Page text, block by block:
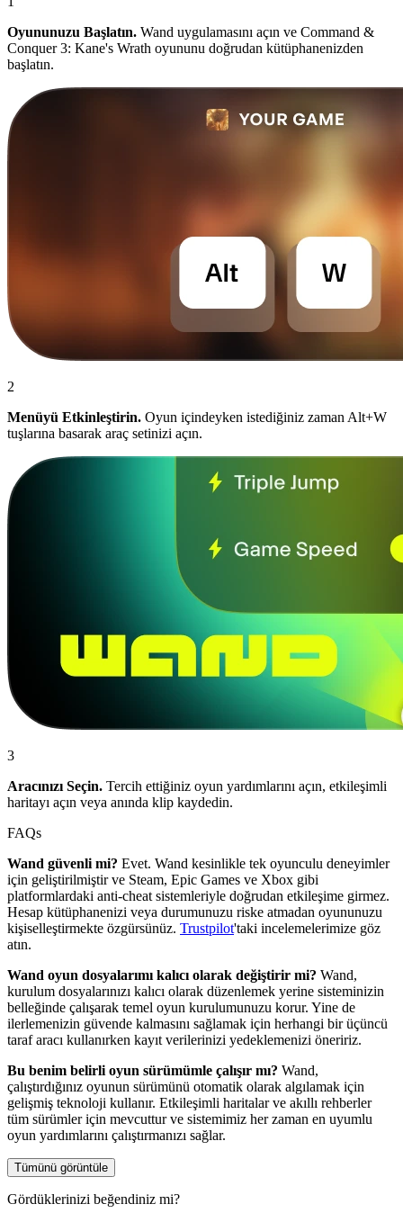
Oyununuzu Başlatın. Wand uygulamasını açın ve Command &
Conquer 3: Kane's Wrath oyununu doğrudan kütüphanenizden
başlatın.
2
Menüyü Etkinleştirin. Oyun içindeyken istediğiniz zaman Alt+W
tuşlarına basarak araç setinizi açın.
3
Aracınızı Seçin. Tercih ettiğiniz oyun yardımlarını açın, etkileşimli
haritayı açın veya anında klip kaydedin.
FAQs
Wand güvenli mi? Evet. Wand kesinlikle tek oyunculu deneyimler
için geliştirilmiştir ve Steam, Epic Games ve Xbox gibi
platformlardaki anti-cheat sistemleriyle doğrudan etkileşime girmez.
Hesap kütüphanenizi veya durumunuzu riske atmadan oyununuzu
kişiselleştirmekte özgürsünüz. Trustpilot'taki incelemelerimize göz
atın.
Wand oyun dosyalarımı kalıcı olarak değiştirir mi? Wand,
kurulum dosyalarınızı kalıcı olarak düzenlemek yerine sisteminizin
belleğinde çalışarak temel oyun kurulumunuzu korur. Yine de
ilerlemenizin güvende kalmasını sağlamak için herhangi bir üçüncü
taraf aracı kullanırken kayıt verilerinizi yedeklemenizi öneririz.
Bu benim belirli oyun sürümümle çalışır mı? Wand,
çalıştırdığınız oyunun sürümünü otomatik olarak algılamak için
gelişmiş teknoloji kullanır. Etkileşimli haritalar ve akıllı rehberler
tüm sürümler için mevcuttur ve sistemimiz her zaman en uyumlu
oyun yardımlarını çalıştırmanızı sağlar.
Tümünü görüntüle
Gördüklerinizi beğendiniz mi?